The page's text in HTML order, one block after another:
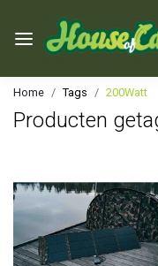
Home Tags 200Watt
Producten